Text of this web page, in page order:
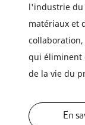
l'industrie du
matériaux et
qui éliminent
de la vie du
En